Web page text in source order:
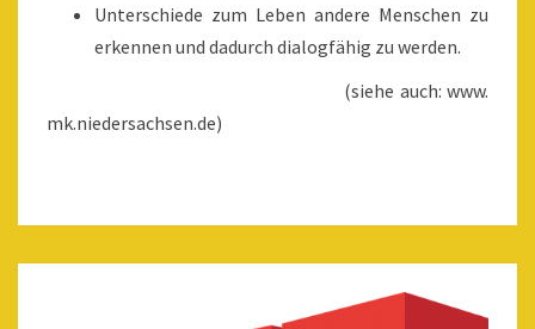
Unterschiede zum Leben andere Menschen zu
erkennen und dadurch dialogfähig zu werden.
(siehe auch: www.
mk.niedersachsen.de)